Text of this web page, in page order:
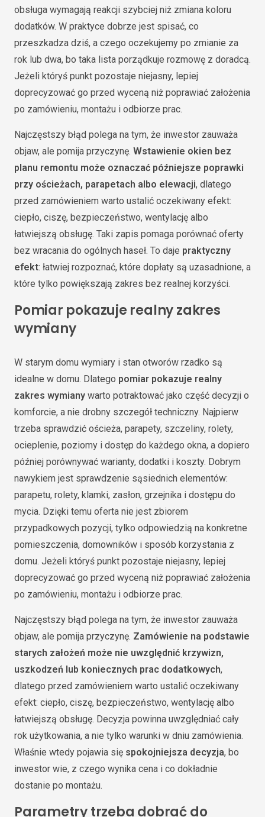
obsługa wymagają reakcji szybciej niż zmiana koloru
dodatków. W praktyce dobrze jest spisać, co
przeszkadza dziś, a czego oczekujemy po zmianie za
rok lub dwa, bo taka lista porządkuje rozmowę z doradcą.
Jeżeli któryś punkt pozostaje niejasny, lepiej
doprecyzować go przed wyceną niż poprawiać założenia
po zamówieniu, montażu i odbiorze prac.
Najczęstszy błąd polega na tym, że inwestor zauważa
objaw, ale pomija przyczynę. Wstawienie okien bez
planu remontu może oznaczać późniejsze poprawki
przy ościeżach, parapetach albo elewacji, dlatego
przed zamówieniem warto ustalić oczekiwany efekt:
ciepło, ciszę, bezpieczeństwo, wentylację albo
łatwiejszą obsługę. Taki zapis pomaga porównać oferty
bez wracania do ogólnych haseł. To daje praktyczny
efekt: łatwiej rozpoznać, które dopłaty są uzasadnione, a
które tylko powiększają zakres bez realnej korzyści.
Pomiar pokazuje realny zakres
wymiany
W starym domu wymiary i stan otworów rzadko są
idealne w domu. Dlatego pomiar pokazuje realny
zakres wymiany warto potraktować jako część decyzji o
komforcie, a nie drobny szczegół techniczny. Najpierw
trzeba sprawdzić ościeża, parapety, szczeliny, rolety,
ocieplenie, poziomy i dostęp do każdego okna, a dopiero
później porównywać warianty, dodatki i koszty. Dobrym
nawykiem jest sprawdzenie sąsiednich elementów:
parapetu, rolety, klamki, zasłon, grzejnika i dostępu do
mycia. Dzięki temu oferta nie jest zbiorem
przypadkowych pozycji, tylko odpowiedzią na konkretne
pomieszczenia, domowników i sposób korzystania z
domu. Jeżeli któryś punkt pozostaje niejasny, lepiej
doprecyzować go przed wyceną niż poprawiać założenia
po zamówieniu, montażu i odbiorze prac.
Najczęstszy błąd polega na tym, że inwestor zauważa
objaw, ale pomija przyczynę. Zamówienie na podstawie
starych założeń może nie uwzględnić krzywizn,
uszkodzeń lub koniecznych prac dodatkowych,
dlatego przed zamówieniem warto ustalić oczekiwany
efekt: ciepło, ciszę, bezpieczeństwo, wentylację albo
łatwiejszą obsługę. Decyzja powinna uwzględniać cały
rok użytkowania, a nie tylko warunki w dniu zamówienia.
Właśnie wtedy pojawia się spokojniejsza decyzja, bo
inwestor wie, z czego wynika cena i co dokładnie
dostanie po montażu.
Parametry trzeba dobrać do